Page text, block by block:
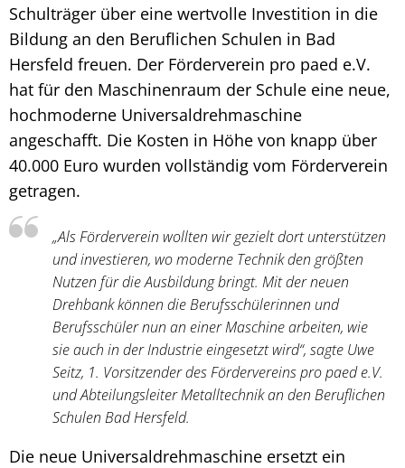
Schulträger über eine wertvolle Investition in die
Bildung an den Beruflichen Schulen in Bad
Hersfeld freuen. Der Förderverein pro paed e.V.
hat für den Maschinenraum der Schule eine neue,
hochmoderne Universaldrehmaschine
angeschafft. Die Kosten in Höhe von knapp über
40.000 Euro wurden vollständig vom Förderverein
getragen.
„Als Förderverein wollten wir gezielt dort unterstützen
und investieren, wo moderne Technik den größten
Nutzen für die Ausbildung bringt. Mit der neuen
Drehbank können die Berufsschülerinnen und
Berufsschüler nun an einer Maschine arbeiten, wie
sie auch in der Industrie eingesetzt wird“, sagte Uwe
Seitz, 1. Vorsitzender des Fördervereins pro paed e.V.
und Abteilungsleiter Metalltechnik an den Beruflichen
Schulen Bad Hersfeld.
Die neue Universaldrehmaschine ersetzt ein